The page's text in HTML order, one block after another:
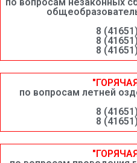
8
8
8
по вопросам летней
8
8